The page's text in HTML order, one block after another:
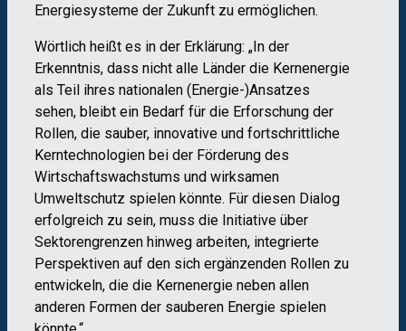
Energiesysteme der Zukunft zu ermöglichen.
Wörtlich heißt es in der Erklärung: „In der
Erkenntnis, dass nicht alle Länder die Kernenergie
als Teil ihres nationalen (Energie-)Ansatzes
sehen, bleibt ein Bedarf für die Erforschung der
Rollen, die sauber, innovative und fortschrittliche
Kerntechnologien bei der Förderung des
Wirtschaftswachstums und wirksamen
Umweltschutz spielen könnte. Für diesen Dialog
erfolgreich zu sein, muss die Initiative über
Sektorengrenzen hinweg arbeiten, integrierte
Perspektiven auf den sich ergänzenden Rollen zu
entwickeln, die die Kernenergie neben allen
anderen Formen der sauberen Energie spielen